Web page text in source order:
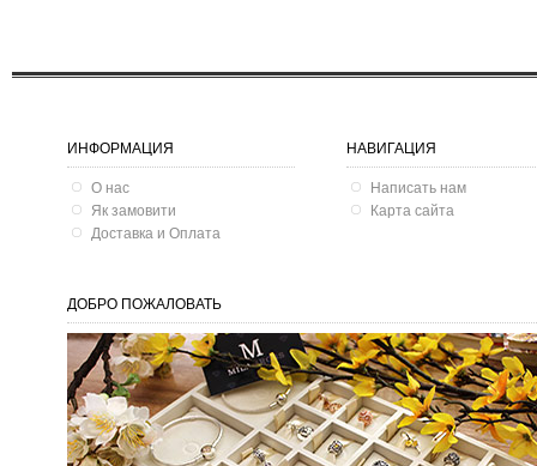
ИНФОРМАЦИЯ
О нас
Як замовити
Доставка и Оплата
НАВИГАЦИЯ
Написать нам
Карта сайта
ДОБРО ПОЖАЛОВАТЬ